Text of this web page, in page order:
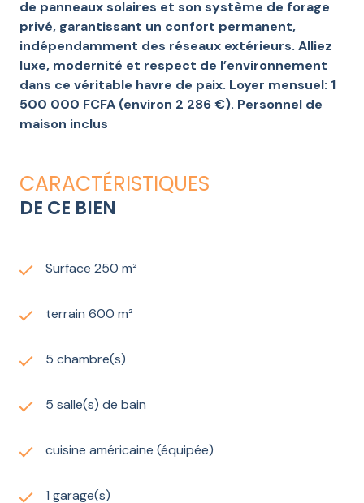
de panneaux solaires et son système de forage
privé, garantissant un confort permanent,
indépendamment des réseaux extérieurs. Alliez
luxe, modernité et respect de l’environnement
dans ce véritable havre de paix. Loyer mensuel: 1
500 000 FCFA (environ 2 286 €). Personnel de
maison inclus
CARACTÉRISTIQUES
DE CE BIEN
Surface 250 m²
terrain 600 m²
5 chambre(s)
5 salle(s) de bain
cuisine américaine (équipée)
1 garage(s)